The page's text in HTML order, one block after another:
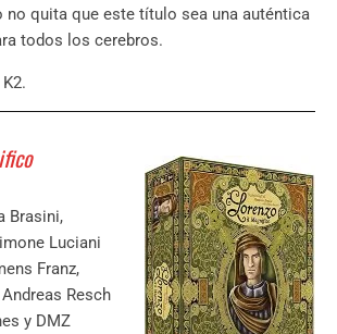
no quita que este título sea una auténtica
todos los cerebros.
Brasini,
Luciani
Franz,
Resch
y DMZ